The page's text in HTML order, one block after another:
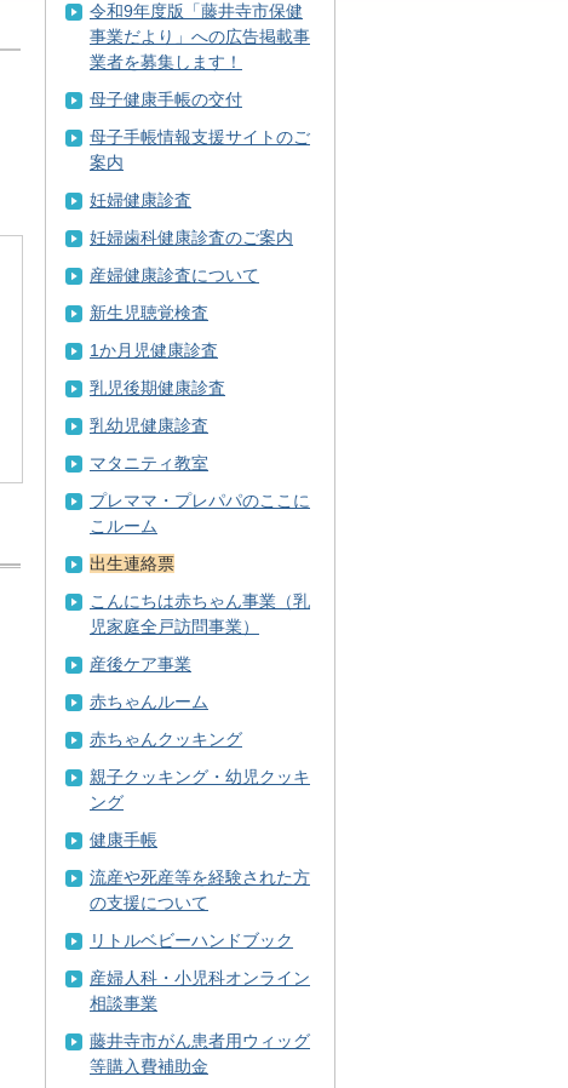
令和9年度版「藤井寺市保健
事業だより」への広告掲載事
業者を募集します！
母子健康手帳の交付
母子手帳情報支援サイトのご
案内
妊婦健康診査
妊婦歯科健康診査のご案内
産婦健康診査について
新生児聴覚検査
1か月児健康診査
乳児後期健康診査
乳幼児健康診査
マタニティ教室
プレママ・プレパパのここに
こルーム
出生連絡票
こんにちは赤ちゃん事業（乳
児家庭全戸訪問事業）
産後ケア事業
赤ちゃんルーム
赤ちゃんクッキング
親子クッキング・幼児クッキ
ング
健康手帳
流産や死産等を経験された方
の支援について
リトルベビーハンドブック
産婦人科・小児科オンライン
相談事業
藤井寺市がん患者用ウィッグ
等購入費補助金